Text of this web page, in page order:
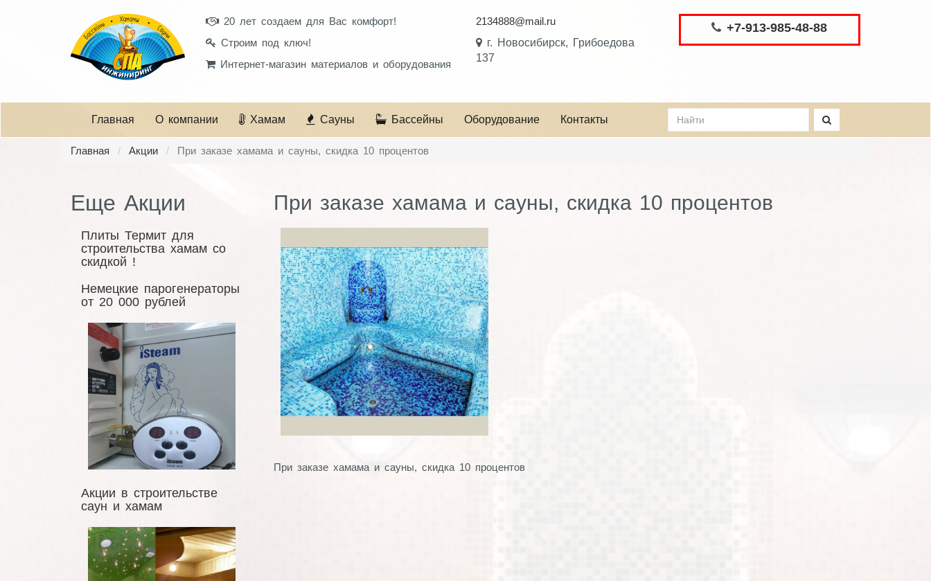
20 лет создаем для Вас комфорт!
Строим под ключ!
Интернет-магазин материалов и оборудования
2134888@mail.ru
г. Новосибирск, Грибоедова
137
+7-913-985-48-88
Главная О компании Хамам Сауны Бассейны Оборудование Контакты
Главная Акции При заказе хамама и сауны, скидка 10 процентов
Еще Акции
Плиты Термит для
строительства хамам со
скидкой !
Немецкие парогенераторы
от 20 000 рублей
Акции в строительстве
саун и хамам
При заказе хамама и сауны, скидка 10 процентов
При заказе хамама и сауны, скидка 10 процентов